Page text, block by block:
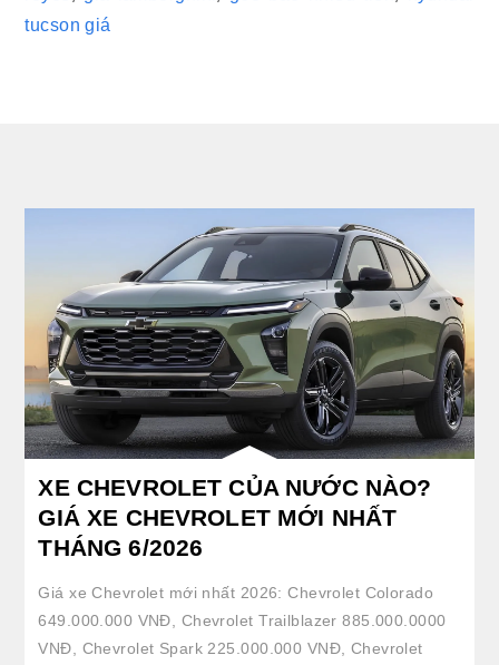
tucson giá
XE CHEVROLET CỦA NƯỚC NÀO?
GIÁ XE CHEVROLET MỚI NHẤT
THÁNG 6/2026
Giá xe Chevrolet mới nhất 2026: Chevrolet Colorado
649.000.000 VNĐ, Chevrolet Trailblazer 885.000.0000
VNĐ, Chevrolet Spark 225.000.000 VNĐ, Chevrolet